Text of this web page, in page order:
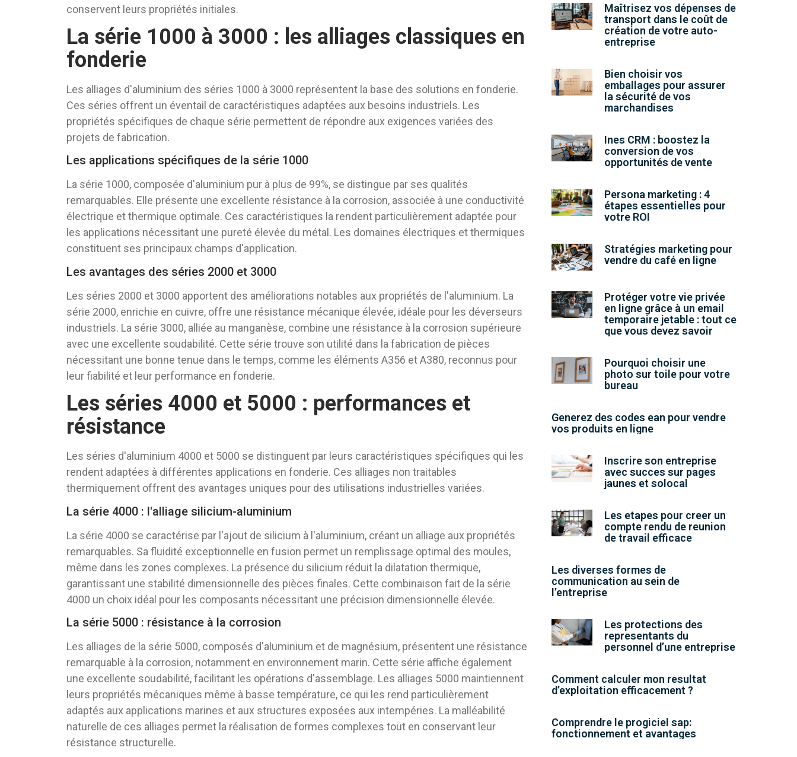
conservent leurs propriétés initiales.
La série 1000 à 3000 : les alliages classiques en
fonderie
Les alliages d'aluminium des séries 1000 à 3000 représentent la base des solutions en fonderie.
Ces séries offrent un éventail de caractéristiques adaptées aux besoins industriels. Les
propriétés spécifiques de chaque série permettent de répondre aux exigences variées des
projets de fabrication.
Les applications spécifiques de la série 1000
La série 1000, composée d'aluminium pur à plus de 99%, se distingue par ses qualités
remarquables. Elle présente une excellente résistance à la corrosion, associée à une conductivité
électrique et thermique optimale. Ces caractéristiques la rendent particulièrement adaptée pour
les applications nécessitant une pureté élevée du métal. Les domaines électriques et thermiques
constituent ses principaux champs d'application.
Les avantages des séries 2000 et 3000
Les séries 2000 et 3000 apportent des améliorations notables aux propriétés de l'aluminium. La
série 2000, enrichie en cuivre, offre une résistance mécanique élevée, idéale pour les déverseurs
industriels. La série 3000, alliée au manganèse, combine une résistance à la corrosion supérieure
avec une excellente soudabilité. Cette série trouve son utilité dans la fabrication de pièces
nécessitant une bonne tenue dans le temps, comme les éléments A356 et A380, reconnus pour
leur fiabilité et leur performance en fonderie.
Les séries 4000 et 5000 : performances et
résistance
Les séries d'aluminium 4000 et 5000 se distinguent par leurs caractéristiques spécifiques qui les
rendent adaptées à différentes applications en fonderie. Ces alliages non traitables
thermiquement offrent des avantages uniques pour des utilisations industrielles variées.
La série 4000 : l'alliage silicium-aluminium
La série 4000 se caractérise par l'ajout de silicium à l'aluminium, créant un alliage aux propriétés
remarquables. Sa fluidité exceptionnelle en fusion permet un remplissage optimal des moules,
même dans les zones complexes. La présence du silicium réduit la dilatation thermique,
garantissant une stabilité dimensionnelle des pièces finales. Cette combinaison fait de la série
4000 un choix idéal pour les composants nécessitant une précision dimensionnelle élevée.
La série 5000 : résistance à la corrosion
Les alliages de la série 5000, composés d'aluminium et de magnésium, présentent une résistance
remarquable à la corrosion, notamment en environnement marin. Cette série affiche également
une excellente soudabilité, facilitant les opérations d'assemblage. Les alliages 5000 maintiennent
leurs propriétés mécaniques même à basse température, ce qui les rend particulièrement
adaptés aux applications marines et aux structures exposées aux intempéries. La malléabilité
naturelle de ces alliages permet la réalisation de formes complexes tout en conservant leur
résistance structurelle.
Maîtrisez vos dépenses de
transport dans le coût de
création de votre auto-
entreprise
Bien choisir vos
emballages pour assurer
la sécurité de vos
marchandises
Ines CRM : boostez la
conversion de vos
opportunités de vente
Persona marketing : 4
étapes essentielles pour
votre ROI
Stratégies marketing pour
vendre du café en ligne
Protéger votre vie privée
en ligne grâce à un email
temporaire jetable : tout ce
que vous devez savoir
Pourquoi choisir une
photo sur toile pour votre
bureau
Generez des codes ean pour vendre
vos produits en ligne
Inscrire son entreprise
avec succes sur pages
jaunes et solocal
Les etapes pour creer un
compte rendu de reunion
de travail efficace
Les diverses formes de
communication au sein de
l’entreprise
Les protections des
representants du
personnel d’une entreprise
Comment calculer mon resultat
d’exploitation efficacement ?
Comprendre le progiciel sap:
fonctionnement et avantages